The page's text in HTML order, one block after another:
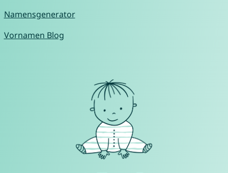
Namensgenerator
Vornamen Blog